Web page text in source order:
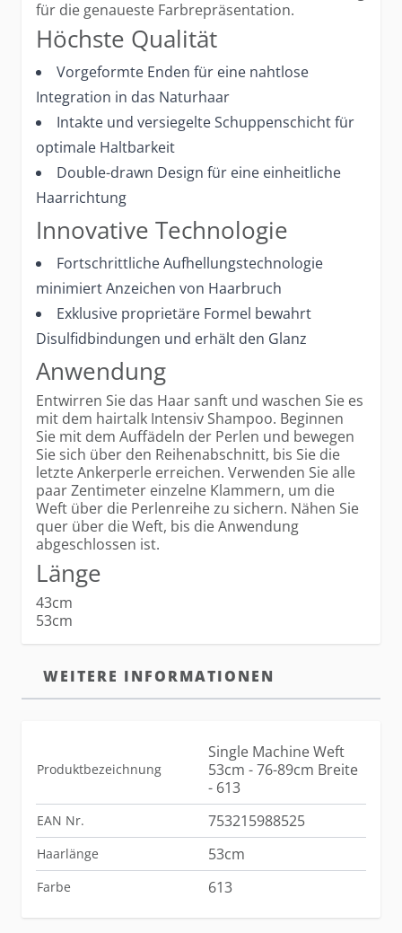
für die genaueste Farbrepräsentation.
Höchste Qualität
Vorgeformte Enden für eine nahtlose
Integration in das Naturhaar
Intakte und versiegelte Schuppenschicht für
optimale Haltbarkeit
Double-drawn Design für eine einheitliche
Haarrichtung
Innovative Technologie
Fortschrittliche Aufhellungstechnologie
minimiert Anzeichen von Haarbruch
Exklusive proprietäre Formel bewahrt
Disulfidbindungen und erhält den Glanz
Anwendung
Entwirren Sie das Haar sanft und waschen Sie es
mit dem hairtalk Intensiv Shampoo. Beginnen
Sie mit dem Auffädeln der Perlen und bewegen
Sie sich über den Reihenabschnitt, bis Sie die
letzte Ankerperle erreichen. Verwenden Sie alle
paar Zentimeter einzelne Klammern, um die
Weft über die Perlenreihe zu sichern. Nähen Sie
quer über die Weft, bis die Anwendung
abgeschlossen ist.
Länge
43cm
53cm
WEITERE INFORMATIONEN
Produktbezeichnung
Single Machine Weft
53cm - 76-89cm Breite
- 613
EAN Nr. 753215988525
Haarlänge 53cm
Farbe 613